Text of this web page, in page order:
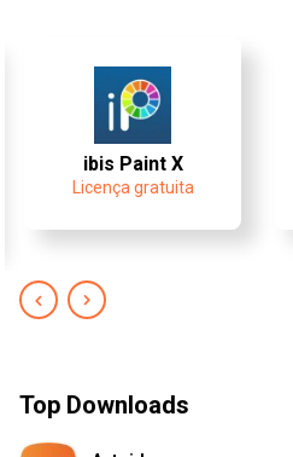
ibis Paint X
Licença gratuita
Top Downloads